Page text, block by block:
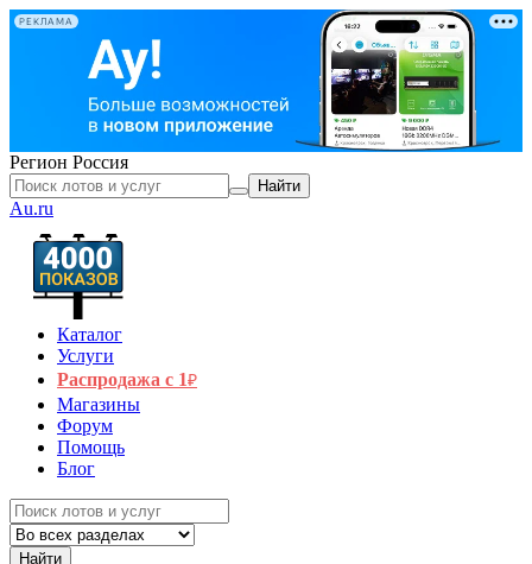
РЕКЛАМА
Регион Россия
Найти
Au.ru
Каталог
Услуги
Распродажа с 1₽
Магазины
Форум
Помощь
Блог
Найти